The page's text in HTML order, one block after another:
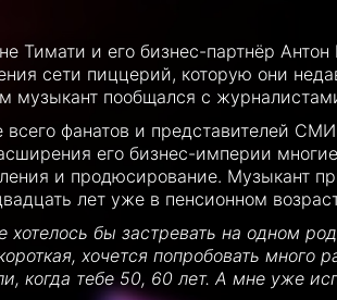
Тимати и его бизнес-партнёр
сети пиццерий, которую они
музыкант пообщался с
всего фанатов и представителей
его бизнес-империи
и продюсирование. Музыкант
лет уже в пенсионном
хотелось бы застревать на одном
хочется попробовать много
когда тебе 50, 60 лет. А мне уже